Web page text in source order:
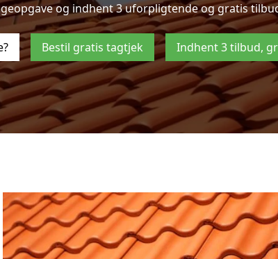
og indhent 3 uforpligtende og gratis
Bestil gratis tagtjek Indhent 3 tilbud,